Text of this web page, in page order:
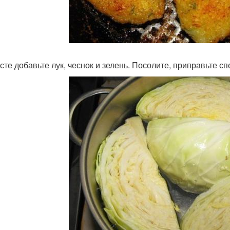
добавьте лук, чеснок и зелень. Посолите, приправьте